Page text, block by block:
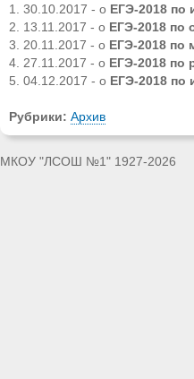
30.10.2017 - о ЕГЭ-2018
13.11.2017 - о ЕГЭ-2018 по
20.11.2017 - о ЕГЭ-2018 по
27.11.2017 - о ЕГЭ-2018 по
04.12.2017 - о ЕГЭ-2018
Рубрики: Архив
МКОУ "ЛСОШ №1" 1927-2026